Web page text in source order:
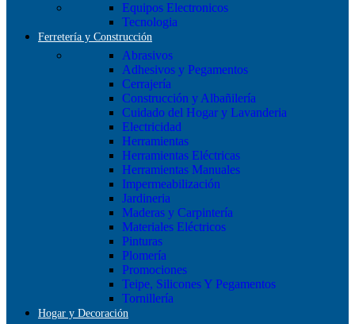
Equipos Electronicos
Tecnologia
Ferretería y Construcción
Abrasivos
Adhesivos y Pegamentos
Cerrajería
Construcción y Albañilería
Cuidado del Hogar y Lavanderia
Electricidad
Herramientas
Herramientas Eléctricas
Herramientas Manuales
Impermeabilización
Jardineria
Maderas y Carpintería
Materiales Eléctricos
Pinturas
Plomería
Promociones
Teipe, Silicones Y Pegamentos
Tornillería
Hogar y Decoración